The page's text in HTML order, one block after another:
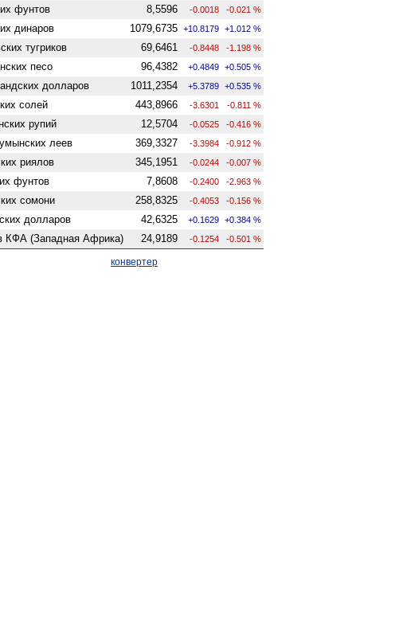
фунтов 8,5596 -0.0018 -0.021 %
динаров 1079,6735 +10.8179 +1.012 %
тугриков 69,6461 -0.8448 -1.198 %
песо 96,4382 +0.4849 +0.505 %
долларов 1011,2354 +5.3789 +0.535 %
солей 443,8966 -3.6301 -0.811 %
рупий 12,5704 -0.0525 -0.416 %
леев 369,3327 -3.3984 -0.912 %
риялов 345,1951 -0.0244 -0.007 %
фунтов 7,8608 -0.2400 -2.963 %
сомони 258,8325 -0.4053 -0.156 %
долларов 42,6325 +0.1629 +0.384 %
КФА (Западная Африка) 24,9189 -0.1254 -0.501 %
конвертер